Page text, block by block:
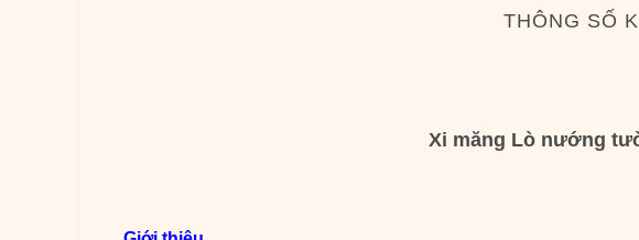
THÔNG SỐ
Xi măng Lò nướng